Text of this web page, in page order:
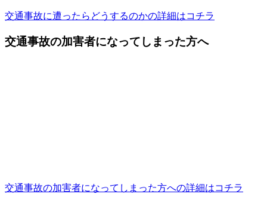
交通事故に遭ったらどうするのかの詳細はコチラ
交通事故の加害者になってしまった方へ
交通事故の加害者になってしまった方への詳細はコチラ